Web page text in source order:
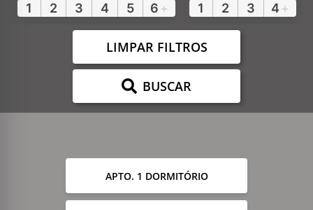
1 2 3 4 5 6 + 1 2 3 4 +
LIMPAR FILTROS
BUSCAR
APTO. 1 DORMITÓRIO